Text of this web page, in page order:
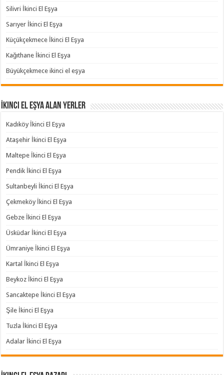
Silivri İkinci El Eşya
Sarıyer İkinci El Eşya
Küçükçekmece İkinci El Eşya
Kağıthane İkinci El Eşya
Büyükçekmece ikinci el eşya
İkinci El Eşya Alan Yerler
Kadıköy İkinci El Eşya
Ataşehir İkinci El Eşya
Maltepe İkinci El Eşya
Pendik İkinci El Eşya
Sultanbeyli İkinci El Eşya
Çekmeköy İkinci El Eşya
Gebze İkinci El Eşya
Üsküdar İkinci El Eşya
Ümraniye İkinci El Eşya
Kartal İkinci El Eşya
Beykoz İkinci El Eşya
Sancaktepe İkinci El Eşya
Şile İkinci El Eşya
Tuzla İkinci El Eşya
Adalar İkinci El Eşya